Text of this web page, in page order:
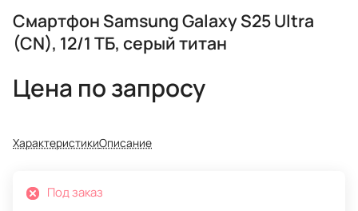
Смартфон Samsung Galaxy S25 Ultra
(CN), 12/1 ТБ, серый титан
Цена по запросу
ХарактеристикиОписание
Под заказ